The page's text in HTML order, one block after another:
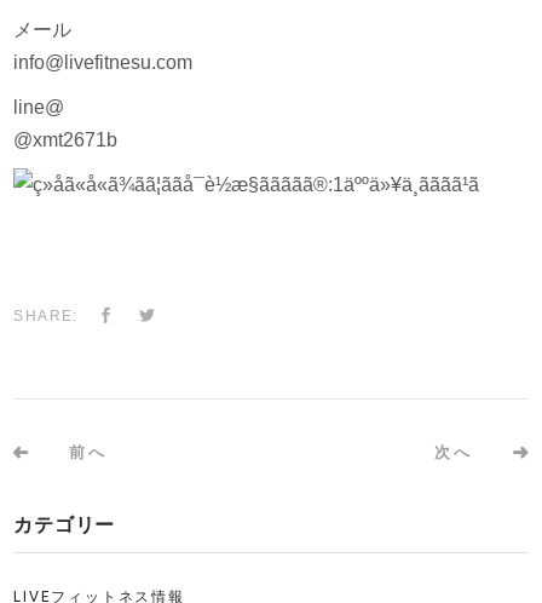
メール
info@livefitnesu.com
line@
@xmt2671b
SHARE:
前へ 次へ
カテゴリー
LIVEフィットネス情報